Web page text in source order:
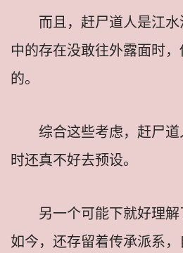
而且，赶尸道人是江
中的存在没敢往外露面时
的。
综合这些考虑，赶尸
时还真不好去预设。
另一个可能下就好理
如今，还存留着传承派系